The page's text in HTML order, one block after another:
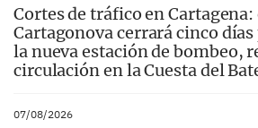
Cortes de tráfico en
Cartagonova cerrará cinco días
la nueva estación de bombeo,
circulación en la Cuesta del
07/08/2026